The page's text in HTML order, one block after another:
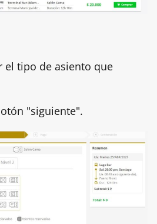
el tipo de asiento que
"siguiente".